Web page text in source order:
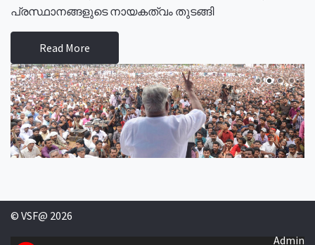
പ്രസ്ഥാനങ്ങളുടെ നായകത്വം തുടങ്ങി
Read More
© VSF@ 2026
Admin